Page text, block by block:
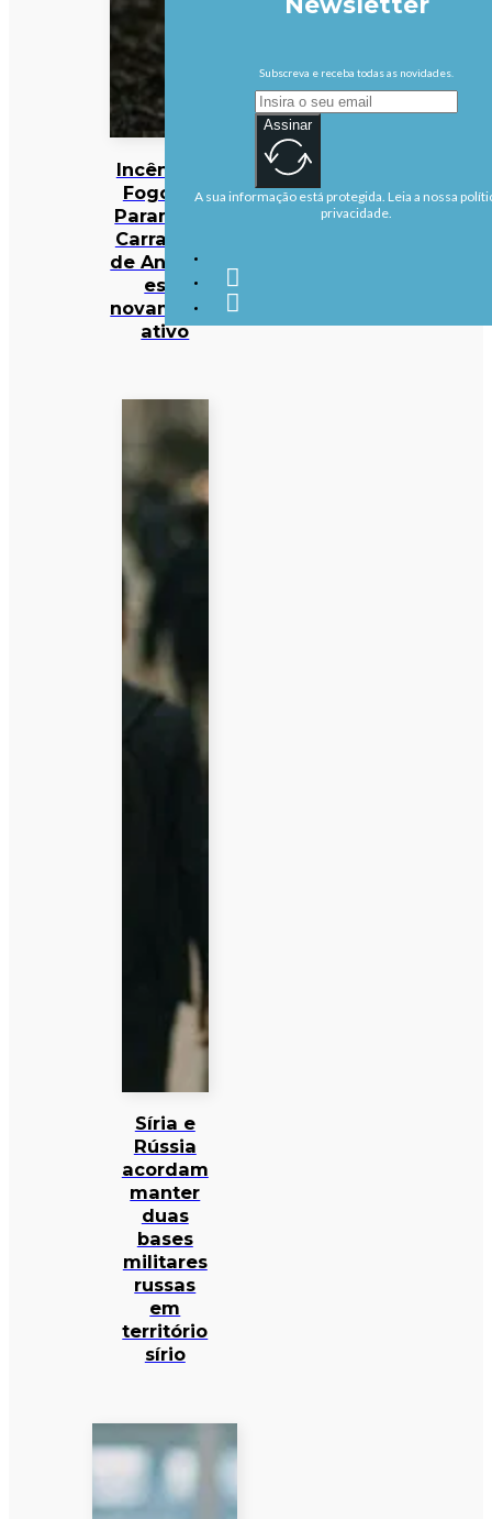
Incêndios:
Fogo em
Parambos,
Carrazeda
de Ansiães,
está
novamente
ativo
Síria e
Rússia
acordam
manter
duas
bases
militares
russas
em
território
sírio
Subscreva e receba todas as novidades.
Assinar
A sua informação está protegida. Leia a nossa
privacidade.